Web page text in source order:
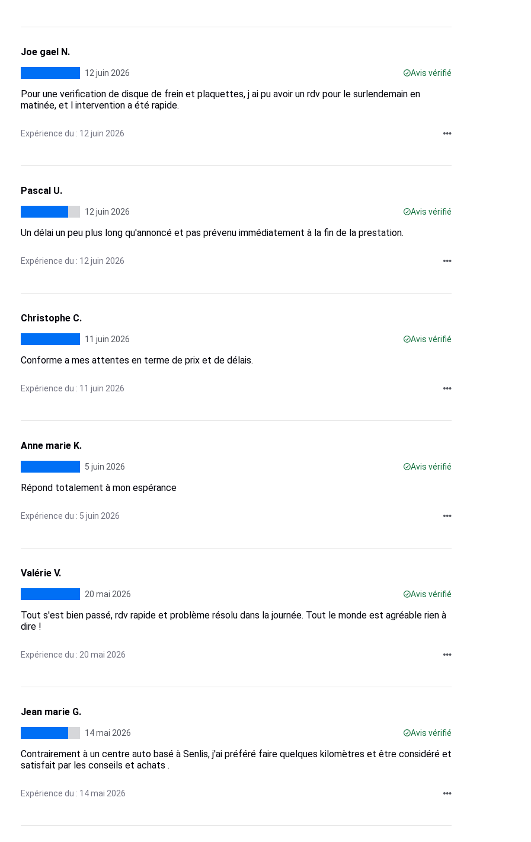
Joe gael N.
12 juin 2026 Avis vérifié
Pour une verification de disque de frein et plaquettes, j ai pu avoir un rdv pour le surlendemain en
matinée, et l intervention a été rapide.
Expérience du : 12 juin 2026
Pascal U.
12 juin 2026 Avis vérifié
Un délai un peu plus long qu'annoncé et pas prévenu immédiatement à la fin de la prestation.
Expérience du : 12 juin 2026
Christophe C.
11 juin 2026 Avis vérifié
Conforme a mes attentes en terme de prix et de délais.
Expérience du : 11 juin 2026
Anne marie K.
5 juin 2026 Avis vérifié
Répond totalement à mon espérance
Expérience du : 5 juin 2026
Valérie V.
20 mai 2026 Avis vérifié
Tout s'est bien passé, rdv rapide et problème résolu dans la journée. Tout le monde est agréable rien à
dire !
Expérience du : 20 mai 2026
Jean marie G.
14 mai 2026 Avis vérifié
Contrairement à un centre auto basé à Senlis, j'ai préféré faire quelques kilomètres et être considéré et
satisfait par les conseils et achats .
Expérience du : 14 mai 2026